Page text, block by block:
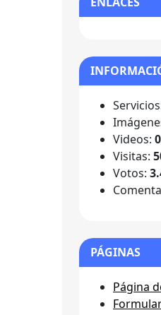
Videos: 0
Visitas:
Votos:
PÁGINAS
Página